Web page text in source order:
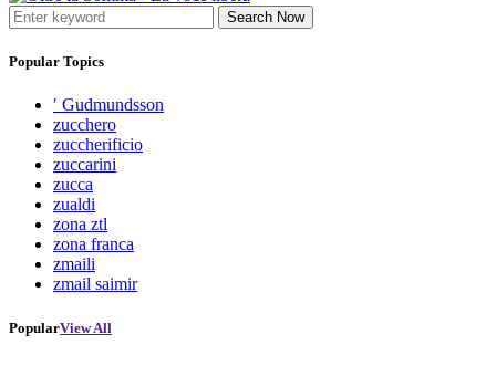
Search Now
Popular Topics
′ Gudmundsson
zucchero
zuccherificio
zuccarini
zucca
zualdi
zona ztl
zona franca
zmaili
zmail saimir
PopularView All